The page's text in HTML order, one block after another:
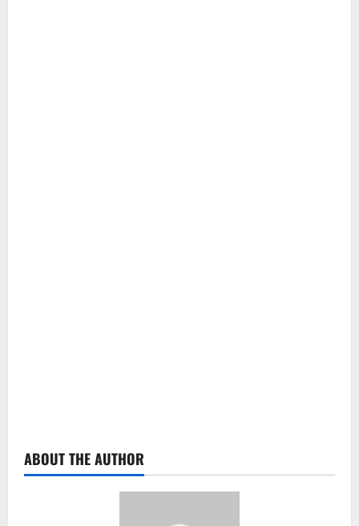
ABOUT THE AUTHOR